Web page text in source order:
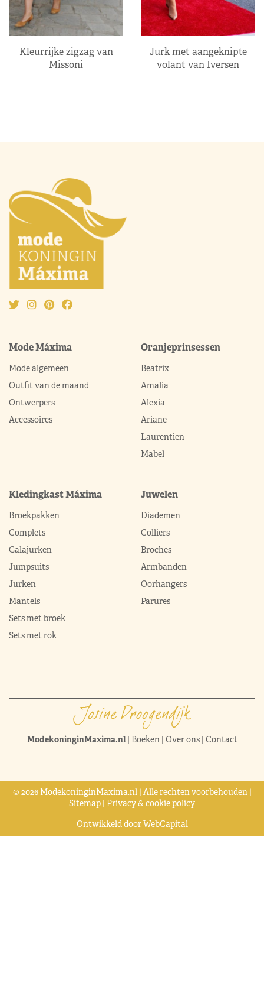
Kleurrijke zigzag van
Missoni
Jurk met aangeknipte
volant van Iversen
Mode Máxima
Mode algemeen
Outfit van de maand
Ontwerpers
Accessoires
Oranjeprinsessen
Beatrix
Amalia
Alexia
Ariane
Laurentien
Mabel
Kledingkast Máxima
Broekpakken
Complets
Galajurken
Jumpsuits
Jurken
Mantels
Sets met broek
Sets met rok
Juwelen
Diademen
Colliers
Broches
Armbanden
Oorhangers
Parures
ModekoninginMaxima.nl| Boeken| Over ons| Contact
© 2026 ModekoninginMaxima.nl | Alle rechten voorbehouden |
Sitemap | Privacy & cookie policy
Ontwikkeld doorWebCapital